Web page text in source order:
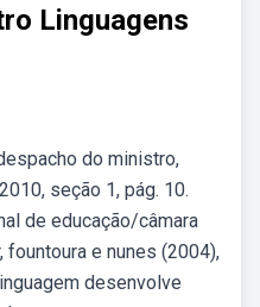
Linguagens
do ministro,
seção 1, pág. 10.
de educação/câmara
e nunes (2004),
desenvolve